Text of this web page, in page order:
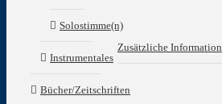
Zusätzliche Information
Solostimme(n)
Instrumentales
Bücher/Zeitschriften